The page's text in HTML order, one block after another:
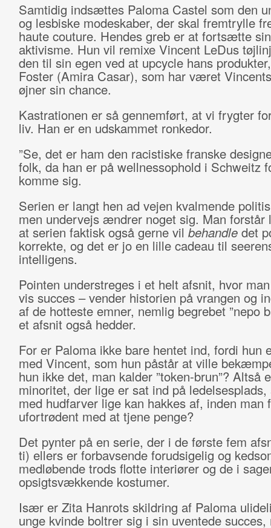
Samtidig indsættes Paloma Castel som den
og lesbiske modeskaber, der skal fremtrylle
haute couture. Hendes greb er at fortsætte sin
aktivisme. Hun vil remixe Vincent LeDus
den til sin egen ved at upcycle hans
Foster (Amira Casar), som har været
øjner sin chance.
Kastrationen er så gennemført, at vi frygter
liv. Han er en udskammet ronkedor.
”Se, det er ham den racistiske franske
folk, da han er på wellnessophold i Schweitz
komme sig.
Serien er langt hen ad vejen kvalmende
men undervejs ændrer noget sig. Man forstår
at serien faktisk også gerne vil behandledet
korrekte, og det er jo en lille cadeau til
intelligens.
Pointen understreges i et helt afsnit, hvor
vis succes – vender historien på vrangen og
af de hotteste emner, nemlig begrebet ”nepo
et afsnit også hedder.
For er Paloma ikke bare hentet ind, fordi hun
med Vincent, som hun påstår at ville
hun ikke det, man kalder ”token-brun”? Altså
minoritet, der lige er sat ind på ledelsesplads,
med hudfarver lige kan hakkes af, inden
ufortrødent med at tjene penge?
Det pynter på en serie, der i de første fem
ti) ellers er forbavsende forudsigelig og
medløbende trods flotte interiører og de i
opsigtsvækkende kostumer.
Især er Zita Hanrots skildring af Paloma
unge kvinde boltrer sig i sin uventede succes,